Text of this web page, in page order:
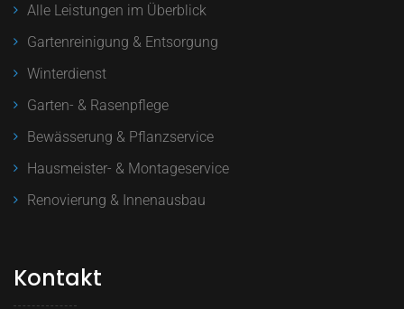
Alle Leistungen im Überblick
Gartenreinigung & Entsorgung
Winterdienst
Garten- & Rasenpflege
Bewässerung & Pflanzservice
Hausmeister- & Montageservice
Renovierung & Innenausbau
Kontakt